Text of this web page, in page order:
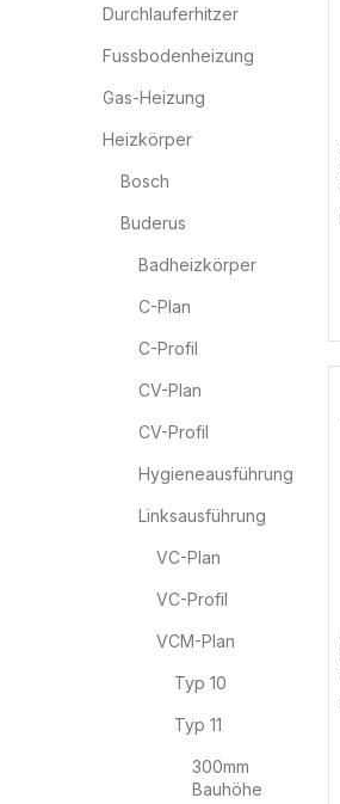
Durchlauferhitzer
Fussbodenheizung
Gas-Heizung
Heizkörper
Bosch
Buderus
Badheizkörper
C-Plan
C-Profil
CV-Plan
CV-Profil
Hygieneausführung
Linksausführung
VC-Plan
VC-Profil
VCM-Plan
Typ 10
Typ 11
300mm
Bauhöhe